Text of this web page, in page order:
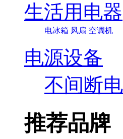
生活用电器
电冰箱 风扇 空调机
电源设备
不间断
推荐品牌